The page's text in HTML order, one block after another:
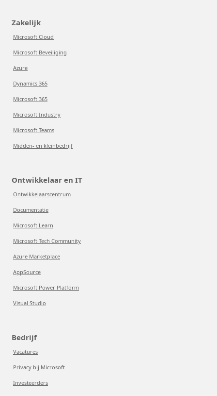
Zakelijk
Microsoft Cloud
Microsoft Beveiliging
Azure
Dynamics 365
Microsoft 365
Microsoft Industry
Microsoft Teams
Midden- en kleinbedrijf
Ontwikkelaar en IT
Ontwikkelaarscentrum
Documentatie
Microsoft Learn
Microsoft Tech Community
Azure Marketplace
AppSource
Microsoft Power Platform
Visual Studio
Bedrijf
Vacatures
Privacy bij Microsoft
Investeerders